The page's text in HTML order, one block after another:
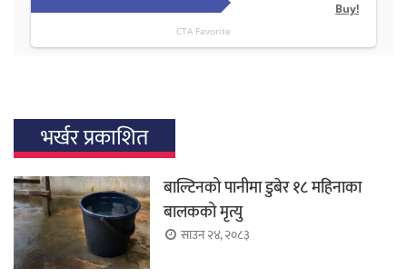
भर्खर प्रकाशित
बाल्टिनको पानीमा डुबेर १८ महिनाका
बालकको मृत्यु
साउन २४, २०८३